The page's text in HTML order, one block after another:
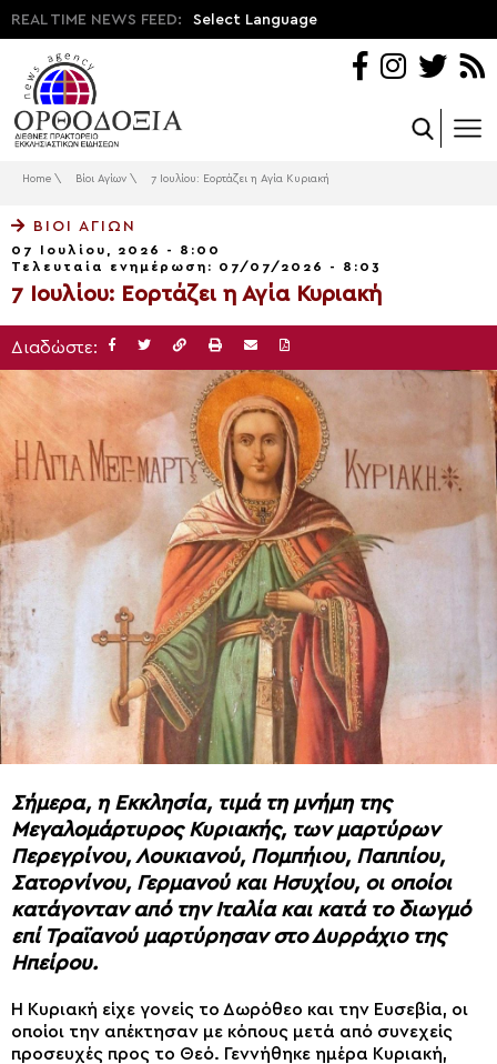
REAL TIME NEWS FEED: Select Language
Home \ Βίοι Αγίων \ 7 Ιουλίου: Εορτάζει η Αγία Κυριακή
ΒΊΟΙ ΑΓΊΩΝ
07 Ιουλίου, 2026 - 8:00
Τελευταία ενημέρωση: 07/07/2026 - 8:03
7 Ιουλίου: Εορτάζει η Αγία Κυριακή
Διαδώστε:
Σήμερα, η Εκκλησία, τιμά τη μνήμη της
Μεγαλομάρτυρος Κυριακής, των μαρτύρων
Περεγρίνου, Λουκιανού, Πομπήιου, Παππίου,
Σατορνίνου, Γερμανού και Ησυχίου, οι οποίοι
κατάγονταν από την Ιταλία και κατά το διωγμό
επί Τραϊανού μαρτύρησαν στο Δυρράχιο της
Ηπείρου.
Η Κυριακή είχε γονείς το Δωρόθεο και την Ευσεβία, οι
οποίοι την απέκτησαν με κόπους μετά από συνεχείς
προσευχές προς το Θεό. Γεννήθηκε ημέρα Κυριακή,